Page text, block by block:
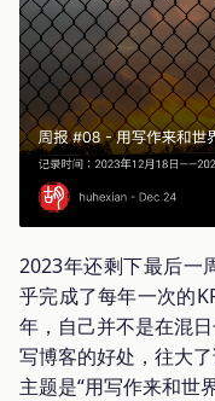
2023年还剩下最后一
乎完成了每年一次的
年，自己并不是在混
写博客的好处，往大
主题是“用写作来和世